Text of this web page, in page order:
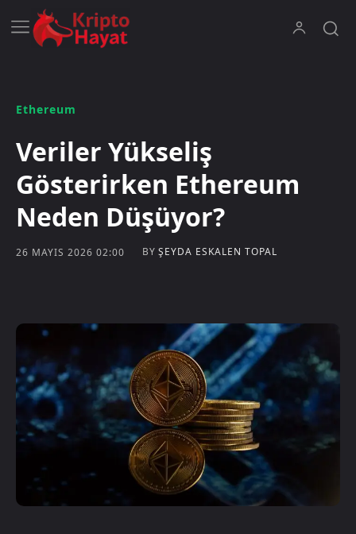
Ethereum
Veriler Yükseliş
Gösterirken Ethereum
Neden Düşüyor?
26 MAYIS 2026 02:00 BY ŞEYDA ESKALEN TOPAL